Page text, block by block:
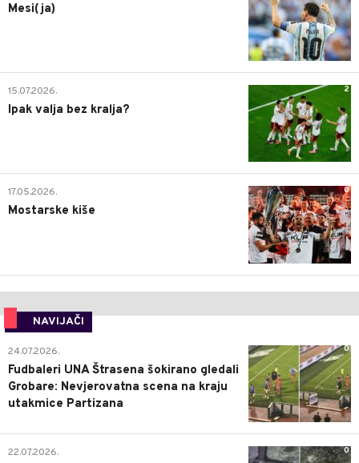
Mesi(ja)
2
15.07.2026.
Ipak valja bez kralja?
0
17.05.2026.
Mostarske kiše
NAVIJAČI
0
24.07.2026.
Fudbaleri UNA Štrasena šokirano gledali
Grobare: Nevjerovatna scena na kraju
utakmice Partizana
0
22.07.2026.